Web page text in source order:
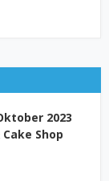
2023
Shop